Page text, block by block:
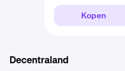
Kopen
Decentraland